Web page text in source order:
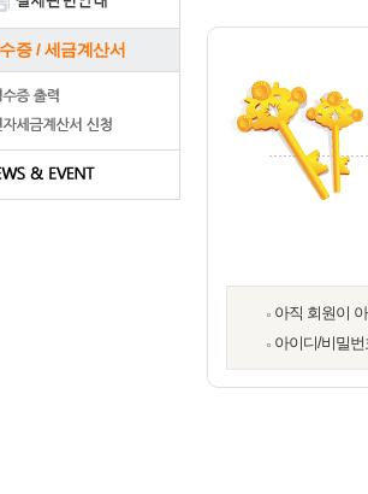
증 / 세금계산서
아직 회원이
아이디/비밀